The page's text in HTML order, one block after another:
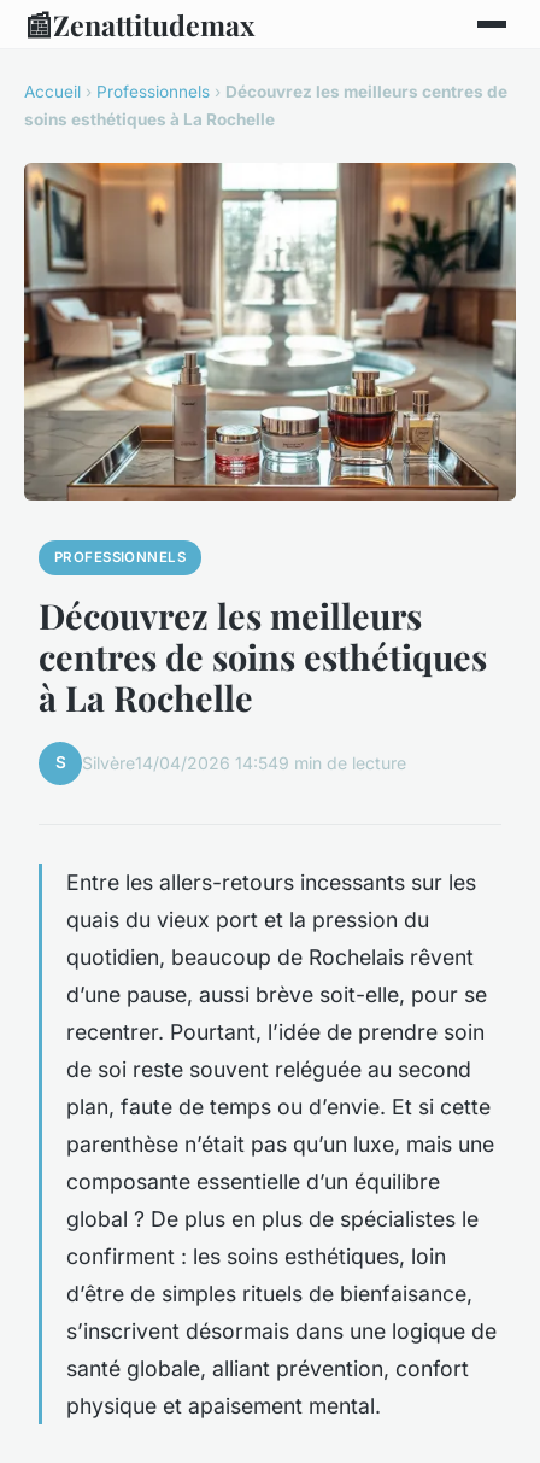
📰Zenattitudemax
Accueil › Professionnels › Découvrez les meilleurs centres de
soins esthétiques à La Rochelle
PROFESSIONNELS
Découvrez les meilleurs
centres de soins esthétiques
à La Rochelle
S Silvère14/04/2026 14:549 min de lecture
Entre les allers-retours incessants sur les
quais du vieux port et la pression du
quotidien, beaucoup de Rochelais rêvent
d’une pause, aussi brève soit-elle, pour se
recentrer. Pourtant, l’idée de prendre soin
de soi reste souvent reléguée au second
plan, faute de temps ou d’envie. Et si cette
parenthèse n’était pas qu’un luxe, mais une
composante essentielle d’un équilibre
global ? De plus en plus de spécialistes le
confirment : les soins esthétiques, loin
d’être de simples rituels de bienfaisance,
s’inscrivent désormais dans une logique de
santé globale, alliant prévention, confort
physique et apaisement mental.